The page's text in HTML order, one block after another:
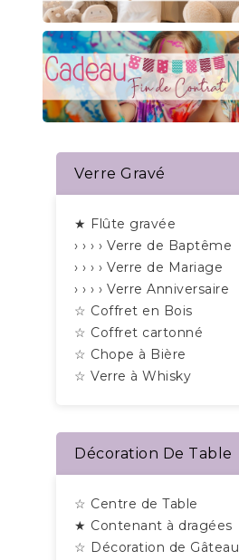
Verre Gravé
★ Flûte gravée
› › › › Verre de Baptême
› › › › Verre de Mariage
› › › › Verre Anniversaire
☆ Coffret en Bois
☆ Coffret cartonné
☆ Chope à Bière
☆ Verre à Whisky
Décoration De Table
☆ Centre de Table
★ Contenant à dragées
☆ Décoration de Gâteau